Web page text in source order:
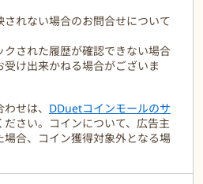
れない場合のお問合せについて
された履歴が確認できない場合
け出来かねる場合がございま
せは、 DDuetコインモールのサ
ださい。コインについて、広告主
合、コイン獲得対象外となる場